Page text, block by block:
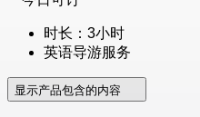
时长：3小时
英语导游服务
显示产品包含的内容